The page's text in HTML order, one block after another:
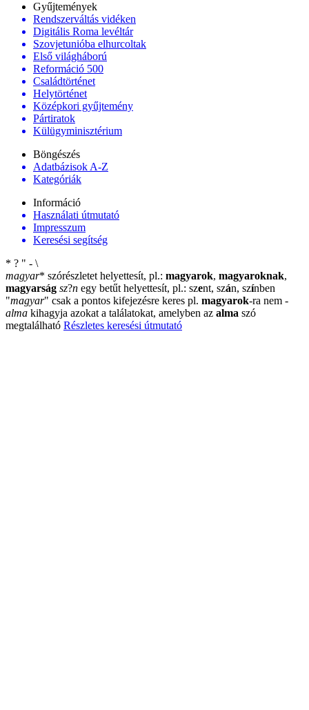
Gyűjtemények
Rendszerváltás vidéken
Digitális Roma levéltár
Szovjetunióba elhurcoltak
Első világháború
Reformáció 500
Családtörténet
Helytörténet
Középkori gyűjtemény
Pártiratok
Külügyminisztérium
Böngészés
Adatbázisok A-Z
Kategóriák
Információ
Használati útmutató
Impresszum
Keresési segítség
* ? " - \
magyar* szórészletet helyettesít, pl.: magyarok, magyaroknak,
magyarság sz?n egy betűt helyettesít, pl.: szent, szán, színben
"magyar" csak a pontos kifejezésre keres pl. magyarok-ra nem -
alma kihagyja azokat a találatokat, amelyben az alma szó
megtalálható Részletes keresési útmutató